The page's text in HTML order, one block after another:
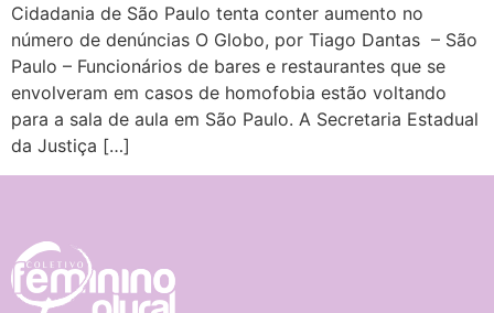
Cidadania de São Paulo tenta conter aumento no
número de denúncias O Globo, por Tiago Dantas – São
Paulo – Funcionários de bares e restaurantes que se
envolveram em casos de homofobia estão voltando
para a sala de aula em São Paulo. A Secretaria Estadual
da Justiça […]